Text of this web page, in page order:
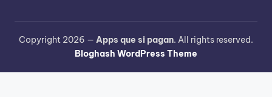
Copyright 2026 — Apps que si pagan. All rights reserved.
Bloghash WordPress Theme